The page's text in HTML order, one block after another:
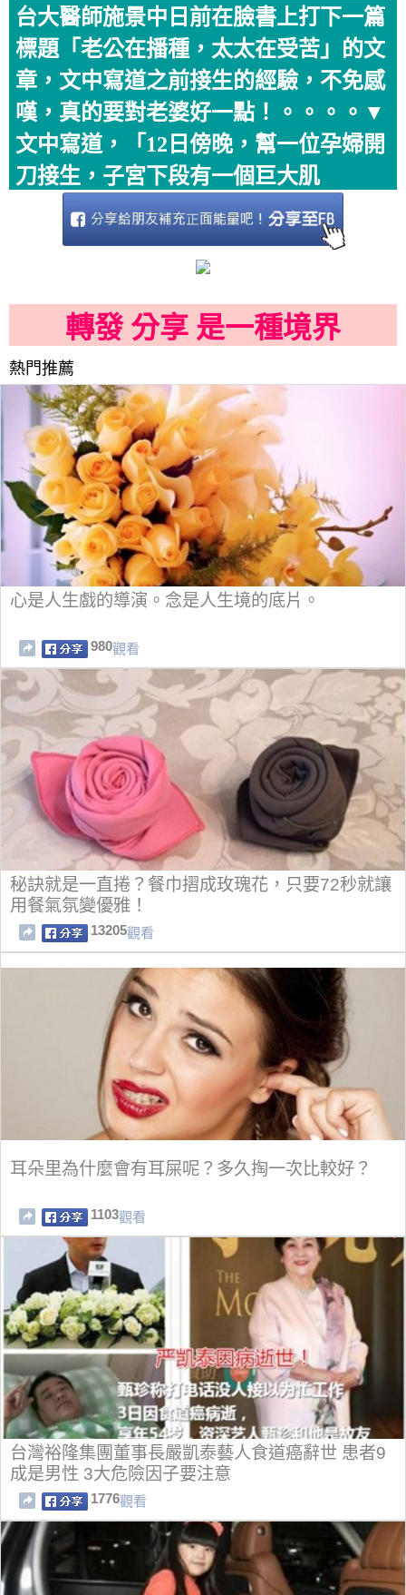
台大醫師施景中日前在臉書上打下一篇
標題「老公在播種，太太在受苦」的文
章，文中寫道之前接生的經驗，不免感
嘆，真的要對老婆好一點！。。。。▼
文中寫道，「12日傍晚，幫一位孕婦開
刀接生，子宮下段有一個巨大肌
轉發 分享 是一種境界
熱門推薦
心是人生戲的導演。念是人生境的底片。
980觀看
秘訣就是一直捲？餐巾摺成玫瑰花，只要72秒就讓
用餐氣氛變優雅！
13205觀看
耳朵里為什麼會有耳屎呢？多久掏一次比較好？
1103觀看
台灣裕隆集團董事長嚴凱泰藝人食道癌辭世 患者9
成是男性 3大危險因子要注意
1776觀看